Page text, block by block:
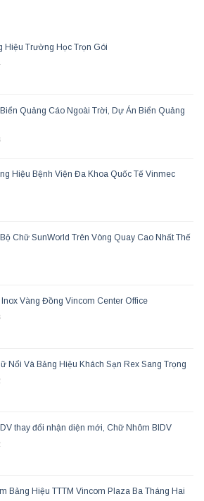
Hiệu Trường Học Trọn Gói
Quảng Cáo Ngoài Trời, Dự Án Biển Quảng
Hiệu Bệnh Viện Đa Khoa Quốc Tế Vinmec
Chữ SunWorld Trên Vòng Quay Cao Nhất Thế
Vàng Đồng Vincom Center Office
Nổi Và Bảng Hiệu Khách Sạn Rex Sang Trọng
thay đổi nhận diện mới, Chữ Nhôm BIDV
Bảng Hiệu TTTM Vincom Plaza Ba Tháng Hai